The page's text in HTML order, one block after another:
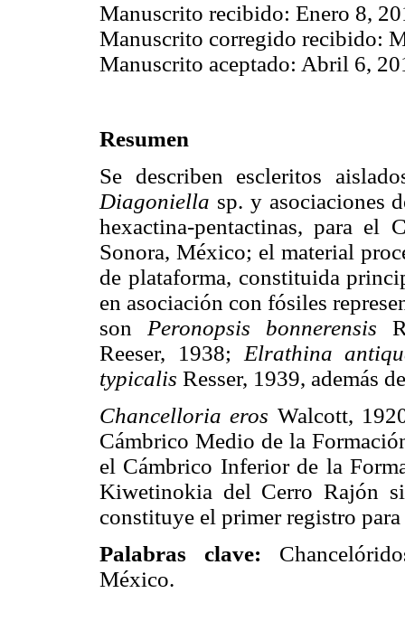
Manuscrito recibido: Enero 8,
Manuscrito corregido recibido:
Manuscrito aceptado: Abril 6,
Resumen
Se describen escleritos
Diagoniella sp. y asociaciones
hexactina-pentactinas, para el
Sonora, México; el material
de plataforma, constituida
en asociación con fósiles
son Peronopsis bonnerensis
Reeser, 1938; Elrathina
typicalis Resser, 1939, además
Chancelloria eros Walcott,
Cámbrico Medio de la
el Cámbrico Inferior de la
Kiwetinokia del Cerro Rajón
constituye el primer registro
Palabras clave:
México.